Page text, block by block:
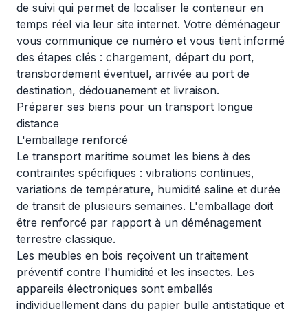
de suivi qui permet de localiser le conteneur en
temps réel via leur site internet. Votre déménageur
vous communique ce numéro et vous tient informé
des étapes clés : chargement, départ du port,
transbordement éventuel, arrivée au port de
destination, dédouanement et livraison.
Préparer ses biens pour un transport longue
distance
L'emballage renforcé
Le transport maritime soumet les biens à des
contraintes spécifiques : vibrations continues,
variations de température, humidité saline et durée
de transit de plusieurs semaines. L'emballage doit
être renforcé par rapport à un déménagement
terrestre classique.
Les meubles en bois reçoivent un traitement
préventif contre l'humidité et les insectes. Les
appareils électroniques sont emballés
individuellement dans du papier bulle antistatique et